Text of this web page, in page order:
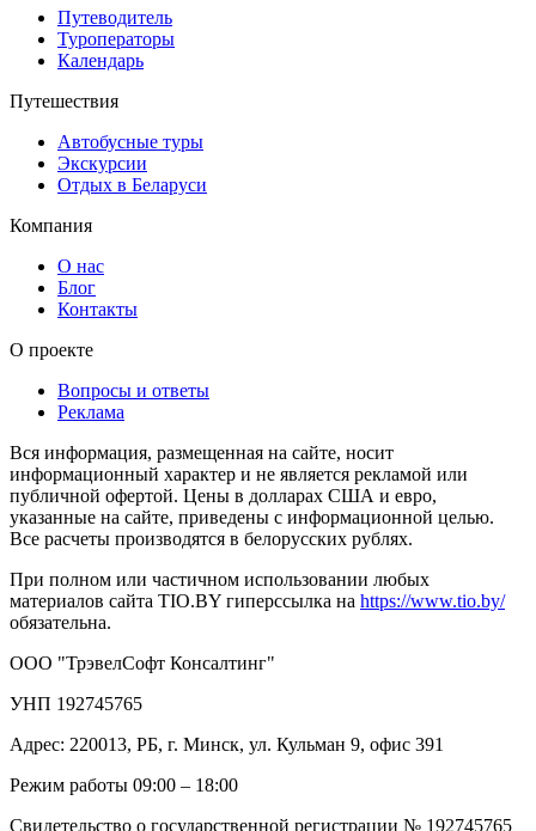
Путеводитель
Туроператоры
Календарь
Путешествия
Автобусные туры
Экскурсии
Отдых в Беларуси
Компания
О нас
Блог
Контакты
О проекте
Вопросы и ответы
Реклама
Вся информация, размещенная на сайте, носит
информационный характер и не является рекламой или
публичной офертой. Цены в долларах США и евро,
указанные на сайте, приведены с информационной целью.
Все расчеты производятся в белорусских рублях.
При полном или частичном использовании любых
материалов сайта TIO.BY гиперссылка на https://www.tio.by/
обязательна.
ООО "ТрэвелСофт Консалтинг"
УНП 192745765
Адрес: 220013, РБ, г. Минск, ул. Кульман 9, офис 391
Режим работы 09:00 – 18:00
Свидетельство о государственной регистрации № 192745765